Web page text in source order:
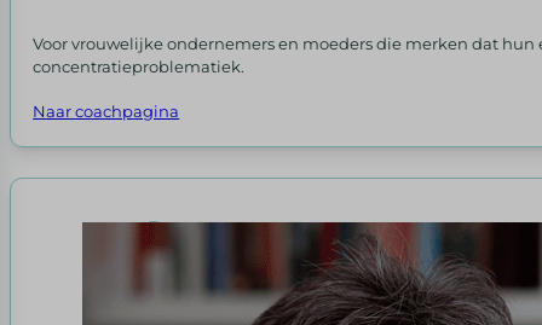
Voor vrouwelijke ondernemers en moeders die merken dat
concentratieproblematiek.
Naar coachpagina